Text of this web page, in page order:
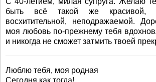
быть всё такой же красивой,
восхитительной, неподражаемой.
моя любовь по-прежнему тебя
и никогда не сможет затмить твоей
Люблю тебя, моя родная
Сегодня как тогда!